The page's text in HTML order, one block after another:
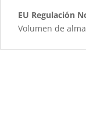
EU Regulación
Volumen de